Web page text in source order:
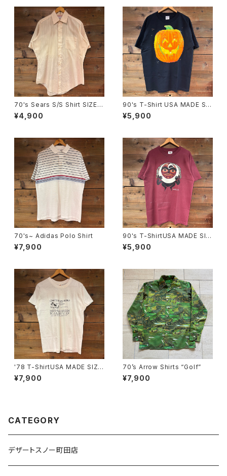
70's Sears S/S Shirt SIZE:1
5.1/2
¥4,900
90's T-Shirt USA MADE SIZ
E:XL
¥5,900
70's~ Adidas Polo Shirt
¥7,900
90's T-ShirtUSA MADE SIZ
E:L
¥5,900
'78 T-ShirtUSA MADE SIZE:
L
¥7,900
70’s Arrow Shirts “Golf”
¥7,900
CATEGORY
デザートスノー町田店